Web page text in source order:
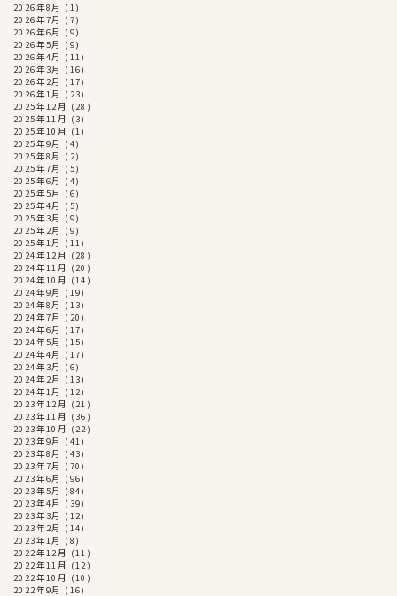
2026年8月 (1)
2026年7月 (7)
2026年6月 (9)
2026年5月 (9)
2026年4月 (11)
2026年3月 (16)
2026年2月 (17)
2026年1月 (23)
2025年12月 (28)
2025年11月 (3)
2025年10月 (1)
2025年9月 (4)
2025年8月 (2)
2025年7月 (5)
2025年6月 (4)
2025年5月 (6)
2025年4月 (5)
2025年3月 (9)
2025年2月 (9)
2025年1月 (11)
2024年12月 (28)
2024年11月 (20)
2024年10月 (14)
2024年9月 (19)
2024年8月 (13)
2024年7月 (20)
2024年6月 (17)
2024年5月 (15)
2024年4月 (17)
2024年3月 (6)
2024年2月 (13)
2024年1月 (12)
2023年12月 (21)
2023年11月 (36)
2023年10月 (22)
2023年9月 (41)
2023年8月 (43)
2023年7月 (70)
2023年6月 (96)
2023年5月 (84)
2023年4月 (39)
2023年3月 (12)
2023年2月 (14)
2023年1月 (8)
2022年12月 (11)
2022年11月 (12)
2022年10月 (10)
2022年9月 (16)